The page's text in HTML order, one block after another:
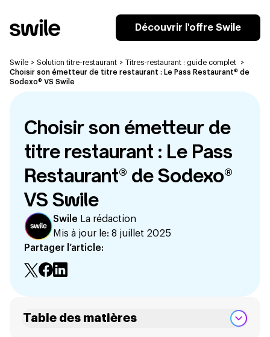
Découvrir l'offre Swile
Swile > Solution titre-restaurant > Titres-restaurant : guide complet
>
Choisir son émetteur de titre restaurant : Le Pass Restaurant® de
Sodexo® VS Swile
Choisir son émetteur de
titre restaurant : Le Pass
Restaurant® de Sodexo®
VS Swile
Swile La rédaction
Mis à jour le: 8 juillet 2025
Partager l’article:
Table des matières